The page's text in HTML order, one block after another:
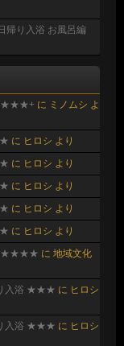
帰り入浴 お風呂編
★★★+ に ミノムシ よ
に ヒロシ より
に ヒロシ より
に ヒロシ より
に ヒロシ より
に ヒロシ より
浴 ★★★★ に 地域文化
り入浴 ★★★ に ヒロシ
り入浴 ★★★ に ヒロシ